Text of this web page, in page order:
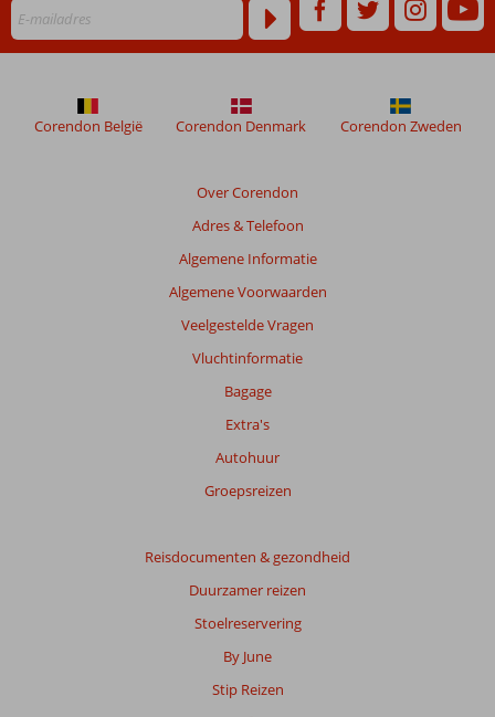
Over Corendon
Adres & Telefoon
Algemene Informatie
Algemene Voorwaarden
Veelgestelde Vragen
Vluchtinformatie
Bagage
Extra's
Autohuur
Groepsreizen
Reisdocumenten & gezondheid
Duurzamer reizen
Stoelreservering
By June
Stip Reizen
Corendon België Corendon Denmark Corendon Zweden